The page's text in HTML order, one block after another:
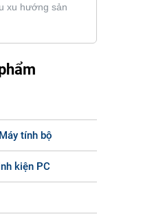
xu hướng sản
tính bộ
kiện PC